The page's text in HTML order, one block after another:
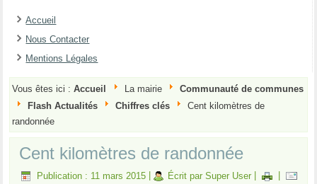
Accueil
Nous Contacter
Mentions Légales
Vous êtes ici :Accueil La mairie
Communauté de communes
Flash Actualités
Chiffres clés
Cent kilomètres de
randonnée
Cent kilomètres de randonnée
Publication : 11 mars 2015 Écrit par Super User